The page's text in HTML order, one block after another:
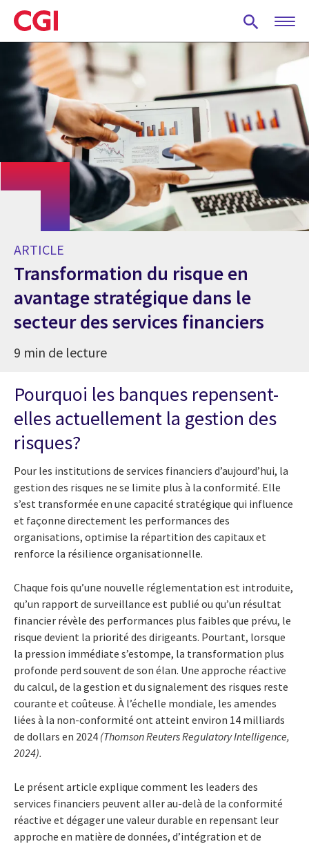
Skip
to
main
content
ARTICLE
Transformation du risque en
avantage stratégique dans le
secteur des services financiers
9 min de lecture
Pourquoi les banques repensent-
elles actuellement la gestion des
risques?
Pour les institutions de services financiers d’aujourd’hui, la
gestion des risques ne se limite plus à la conformité. Elle
s’est transformée en une capacité stratégique qui influence
et façonne directement les performances des
organisations, optimise la répartition des capitaux et
renforce la résilience organisationnelle.
Chaque fois qu’une nouvelle réglementation est introduite,
qu’un rapport de surveillance est publié ou qu’un résultat
financier révèle des performances plus faibles que prévu, le
risque devient la priorité des dirigeants. Pourtant, lorsque
la pression immédiate s’estompe, la transformation plus
profonde perd souvent de son élan. Une approche réactive
du calcul, de la gestion et du signalement des risques reste
courante et coûteuse. À l’échelle mondiale, les amendes
liées à la non-conformité ont atteint environ 14 milliards
de dollars en 2024 (Thomson Reuters Regulatory Intelligence,
2024).
Le présent article explique comment les leaders des
services financiers peuvent aller au-delà de la conformité
réactive et dégager une valeur durable en repensant leur
approche en matière de données, d’intégration et de